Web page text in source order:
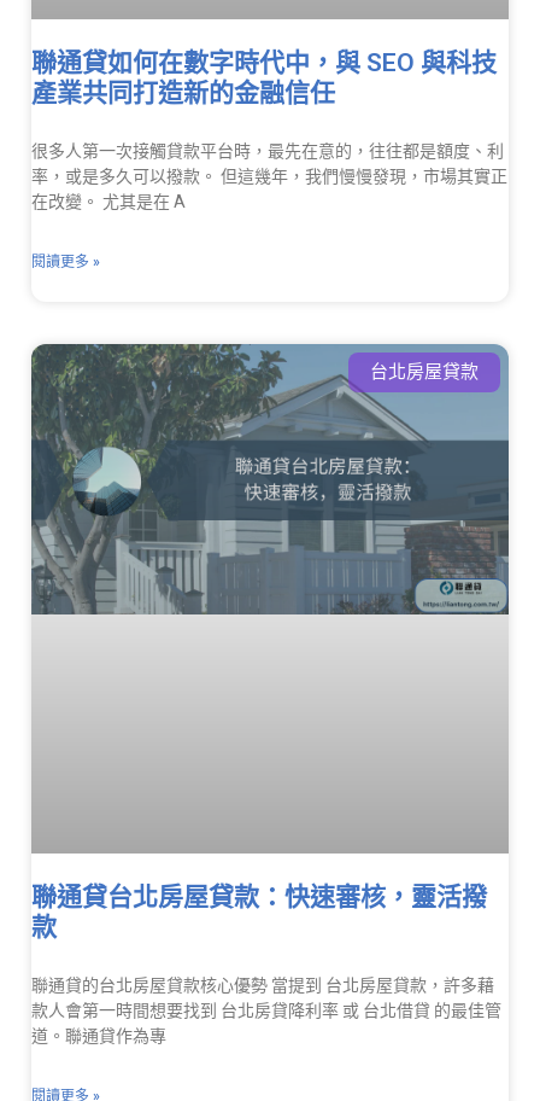
聯通貸如何在數字時代中，與 SEO 與科技
產業共同打造新的金融信任
很多人第一次接觸貸款平台時，最先在意的，往往都是額度、利
率，或是多久可以撥款。 但這幾年，我們慢慢發現，市場其實正
在改變。 尤其是在 A
閱讀更多 »
台北房屋貸款
聯通貸台北房屋貸款：快速審核，靈活撥
款
聯通貸的台北房屋貸款核心優勢 當提到 台北房屋貸款，許多藉
款人會第一時間想要找到 台北房貸降利率 或 台北借貸 的最佳管
道。聯通貸作為專
閱讀更多 »